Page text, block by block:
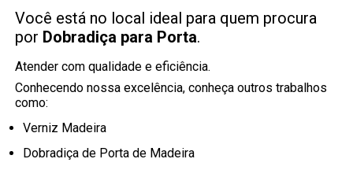
Você está no local ideal para quem procura
por Dobradiça para Porta.
Atender com qualidade e eficiência.
Conhecendo nossa excelência, conheça outros trabalhos
como:
Verniz Madeira
Dobradiça de Porta de Madeira